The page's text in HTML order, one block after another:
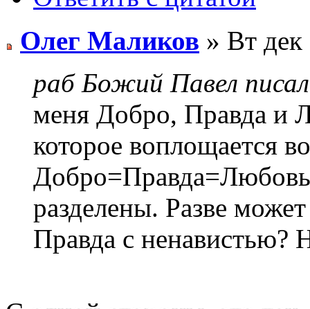
Олег Маликов » Вт
раб Божий Павел
меня Добро, Правда и
которое воплощается
разделены. Разве
Правда с ненавистью?